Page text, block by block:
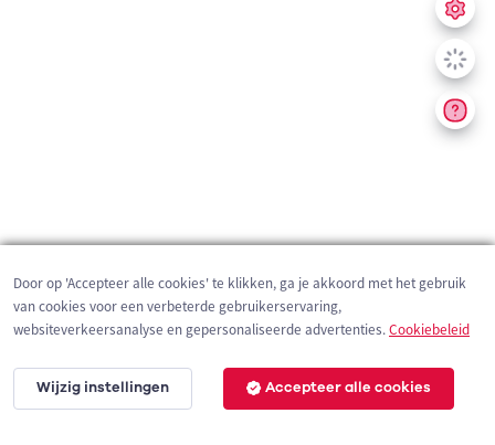
200 m
Door op 'Accepteer alle cookies' te klikken, ga je akkoord met het gebruik
van cookies voor een verbeterde gebruikerservaring,
websiteverkeersanalyse en gepersonaliseerde advertenties.Cookiebeleid
Wijzig instellingen Accepteer alle cookies